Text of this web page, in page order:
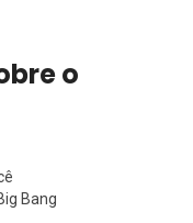
o
Bang